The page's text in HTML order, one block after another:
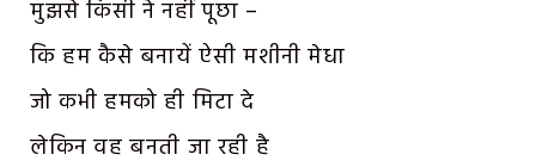
मुझसे किसी ने नहीं पूछा –
कि हम कैसे बनायें ऐसी मशीनी मेधा
जो कभी हमको ही मिटा दे
लेकिन वह बनती जा रही है